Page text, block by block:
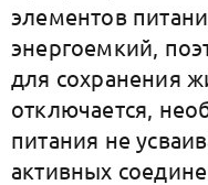
элементов
энергоемкий,
для сохранения
отключается,
питания не
активных